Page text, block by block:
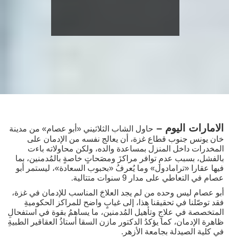
الامارات اليوم – حاول الشاب الثلاثيني «أبو عصام» من مدينة
خان يونس جنوب قطاع غزة، أن يعالج نفسه من الإدمان على
المخدرات داخل المنزل بمساعدة والده، ولكن محاولاته باءت
بالفشل، بسبب عدمِ توافر مراكزَ ومصَحاتٍ خاصةٍ بالمُدمنين، بما
فيها عقارا «ترامادول» وما يُعرفُ «بحبوب السعادة»، ليستمر أبو
عصام في التعاطي على مدار 9 سنوات متتالية.
أبو عصام ليس وحده من لم يجد العلاجَ المناسب للإدمان في غزة،
فقد توصّلنا في تحقيقنا هذا، إلى غيابٍ واضح للمراكز الحكوميةِ
المتخصصة في علاجِ وتأهيل المُدمنين، ما يساهمُ بقوة في استفحالِ
ظاهرة الإدمان، كما يؤكدُ الدكتور مازن السقا أستاذُ العقاقير الطبيةِ
في كلية الصيدلة بجامعة الأزهر.